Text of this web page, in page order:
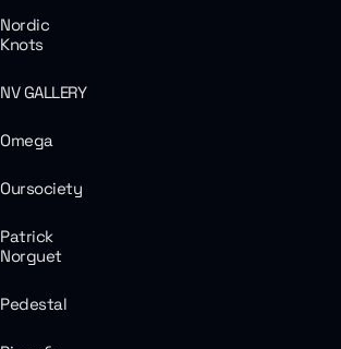
Nordic
Knots
NV GALLERY
Omega
Oursociety
Patrick
Norguet
Pedestal